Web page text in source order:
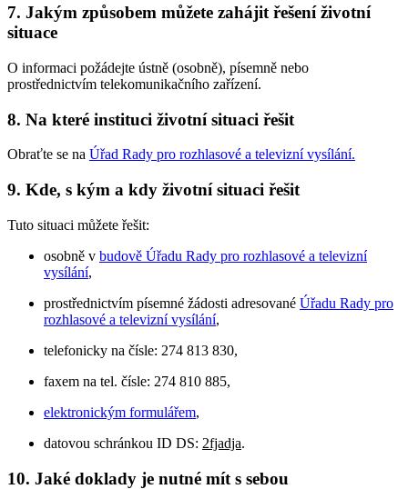
7. Jakým způsobem můžete zahájit řešení životní
situace
O informaci požádejte ústně (osobně), písemně nebo
prostřednictvím telekomunikačního zařízení.
8. Na které instituci životní situaci řešit
Obraťte se na Úřad Rady pro rozhlasové a televizní vysílání.
9. Kde, s kým a kdy životní situaci řešit
Tuto situaci můžete řešit:
osobně v budově Úřadu Rady pro rozhlasové a televizní
vysílání,
prostřednictvím písemné žádosti adresované Úřadu Rady pro
rozhlasové a televizní vysílání,
telefonicky na čísle: 274 813 830,
faxem na tel. čísle: 274 810 885,
elektronickým formulářem,
datovou schránkou ID DS: 2fjadja.
10. Jaké doklady je nutné mít s sebou